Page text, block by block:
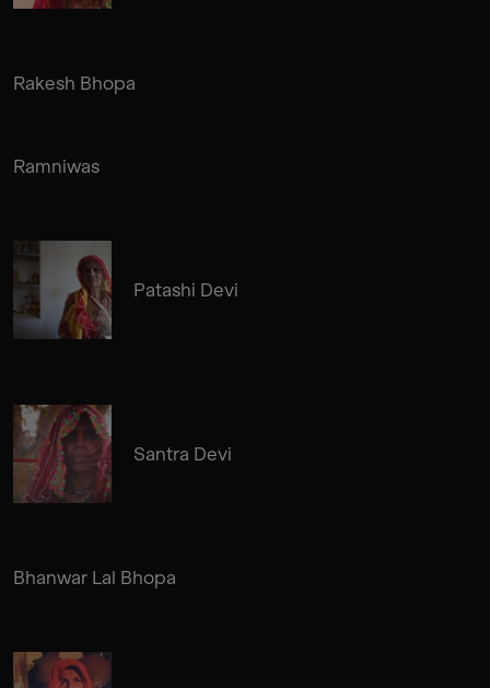
Rakesh Bhopa
Ramniwas
Patashi Devi
Santra Devi
Bhanwar Lal Bhopa